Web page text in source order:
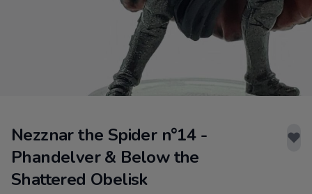
Nezznar the Spider n°14 -
Phandelver & Below the
Shattered Obelisk